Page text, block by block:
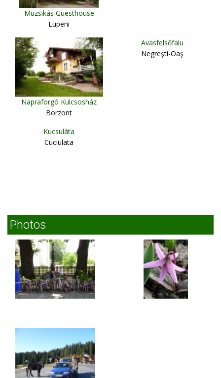
Muzsikás Guesthouse
Lupeni
Napraforgó Kulcsosház
Borzont
Avasfelsőfalu
Negreşti-Oaş
Kucsuláta
Cuciulata
Photos